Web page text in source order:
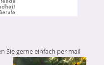
Sie gerne einfach per mail